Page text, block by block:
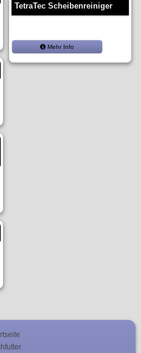
TetraTec Scheibenreiniger
Mehr Info